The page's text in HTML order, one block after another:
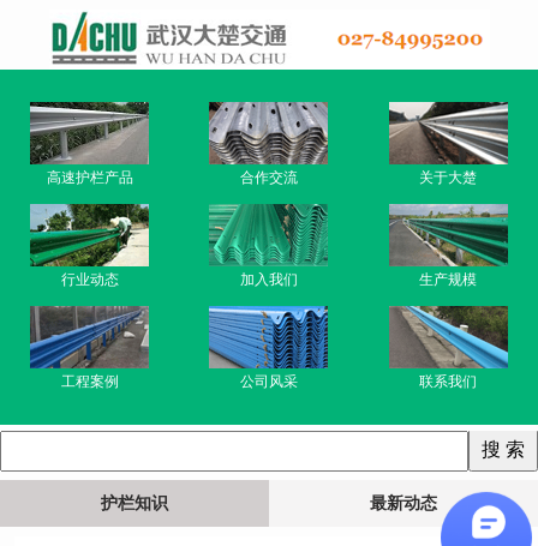
高速护栏产品 合作交流 关于大楚
行业动态 加入我们 生产规模
工程案例 公司风采 联系我们
护栏知识 最新动态